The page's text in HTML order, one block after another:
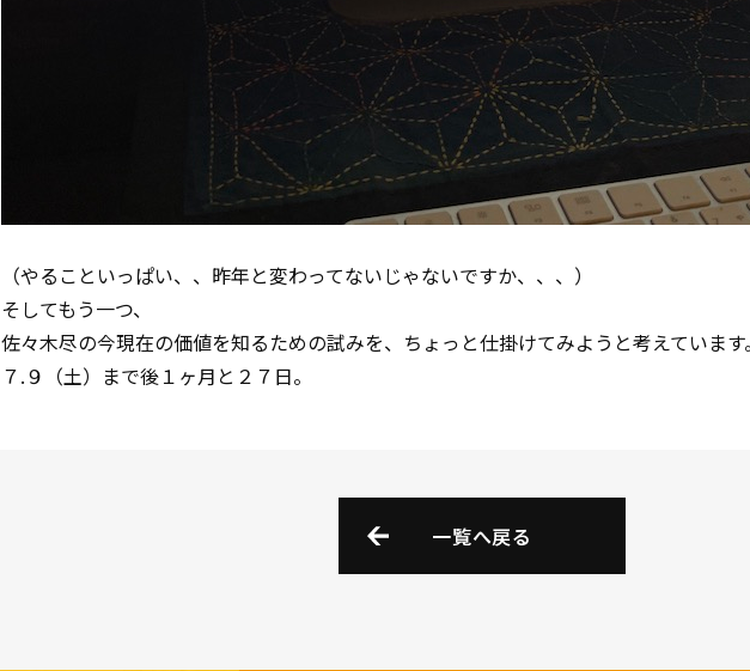
（やることいっぱい、、昨年と変わってないじゃないですか、、、）
そしてもう一つ、
佐々木尽の今現在の価値を知るための試みを、ちょっと仕掛けてみようと考えています
７.９（土）まで後１ヶ月と２７日。
一覧へ戻る